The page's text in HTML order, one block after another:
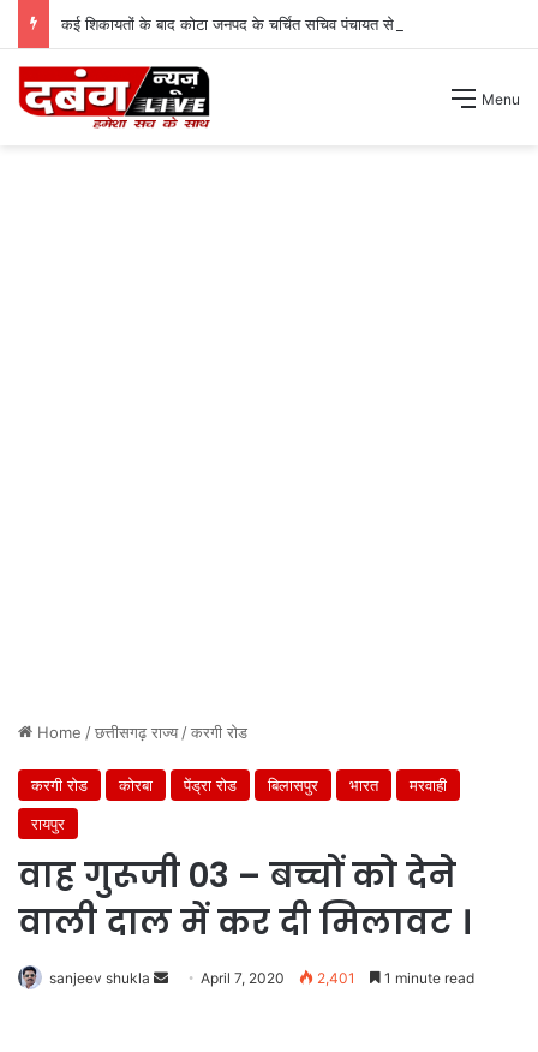
कई शिकायतों के बाद कोटा जनपद के चर्चित सचिव पंचायत से हटाए गए ।
Menu
Home /छत्तीसगढ़ राज्य/करगी रोड
करगी रोड कोरबा पेंड्रा रोड बिलासपुर भारत
मरवाही
रायपुर
वाह गुरूजी 03 – बच्चों को देने
वाली दाल में कर दी मिलावट ।
sanjeev shukla
SendApril 7, 2020 2,401 1 minute read